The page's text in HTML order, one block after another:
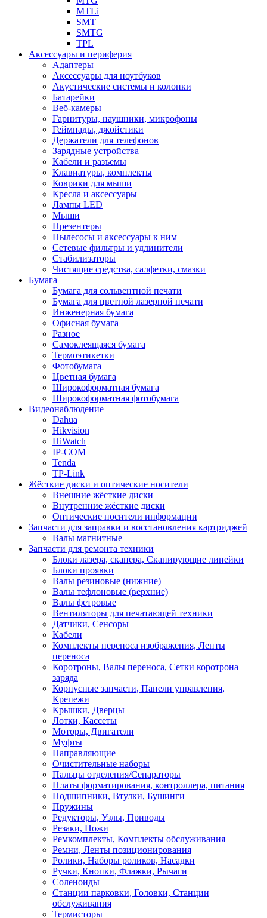
MTLi
SMT
SMTG
TPL
Аксессуары и периферия
Адаптеры
Аксессуары для ноутбуков
Акустические системы и колонки
Батарейки
Веб-камеры
Гарнитуры, наушники, микрофоны
Геймпады, джойстики
Держатели для телефонов
Зарядные устройства
Кабели и разъемы
Клавиатуры, комплекты
Коврики для мыши
Кресла и аксессуары
Лампы LED
Мыши
Презентеры
Пылесосы и аксессуары к ним
Сетевые фильтры и удлинители
Стабилизаторы
Чистящие средства, салфетки, смазки
Бумага
Бумага для сольвентной печати
Бумага для цветной лазерной печати
Инженерная бумага
Офисная бумага
Разное
Самоклеящаяся бумага
Термоэтикетки
Фотобумага
Цветная бумага
Широкоформатная бумага
Широкоформатная фотобумага
Видеонаблюдение
Dahua
Hikvision
HiWatch
IP-COM
Tenda
TP-Link
Жёсткие диски и оптические носители
Внешние жёсткие диски
Внутренние жёсткие диски
Оптические носители информации
Запчасти для заправки и восстановления картриджей
Валы магнитные
Запчасти для ремонта техники
Блоки лазера, сканера, Сканирующие линейки
Блоки проявки
Валы резиновые (нижние)
Валы тефлоновые (верхние)
Валы фетровые
Вентиляторы для печатающей техники
Датчики, Сенсоры
Кабели
Комплекты переноса изображения, Ленты
переноса
Коротроны, Валы переноса, Сетки коротрона
заряда
Корпусные запчасти, Панели управления,
Крепежи
Крышки, Дверцы
Лотки, Кассеты
Моторы, Двигатели
Муфты
Направляющие
Очистительные наборы
Пальцы отделения/Сепараторы
Платы форматирования, контроллера, питания
Подшипники, Втулки, Бушинги
Пружины
Редукторы, Узлы, Приводы
Резаки, Ножи
Ремкомплекты, Комплекты обслуживания
Ремни, Ленты позиционирования
Ролики, Наборы роликов, Насадки
Ручки, Кнопки, Флажки, Рычаги
Соленоиды
Станции парковки, Головки, Станции
обслуживания
Термисторы